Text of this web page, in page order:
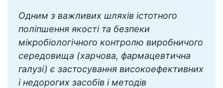
Одним з важливих шляхів істотного
поліпшення якості та безпеки
мікробіологічного контролю виробничого
середовища (харчова, фармацевтична
галузі) є застосування високоефективних
і недорогих засобів і методів